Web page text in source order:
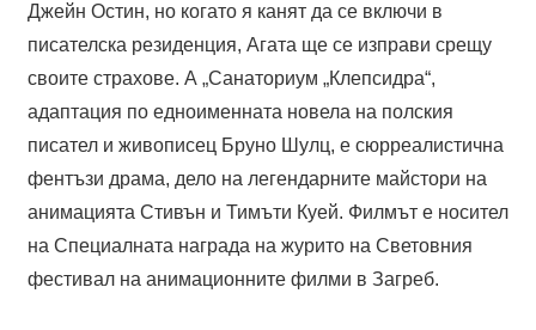
Джейн Остин, но когато я канят да се включи в
писателска резиденция, Агата ще се изправи срещу
своите страхове. А „Санаториум „Клепсидра“,
адаптация по едноименната новела на полския
писател и живописец Бруно Шулц, е сюрреалистична
фентъзи драма, дело на легендарните майстори на
анимацията Стивън и Тимъти Куей. Филмът е носител
на Специалната награда на журито на Световния
фестивал на анимационните филми в Загреб.